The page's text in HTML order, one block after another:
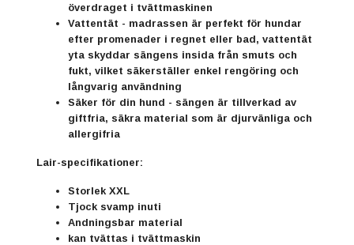
överdraget i tvättmaskinen
Vattentät - madrassen är perfekt för hundar
efter promenader i regnet eller bad, vattentät
yta skyddar sängens insida från smuts och
fukt, vilket säkerställer enkel rengöring och
långvarig användning
Säker för din hund - sängen är tillverkad av
giftfria, säkra material som är djurvänliga och
allergifria
Lair-specifikationer:
Storlek XXL
Tjock svamp inuti
Andningsbar material
kan tvättas i tvättmaskin